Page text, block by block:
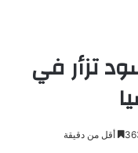
الأسود تزأر في
أقل من دقيقة